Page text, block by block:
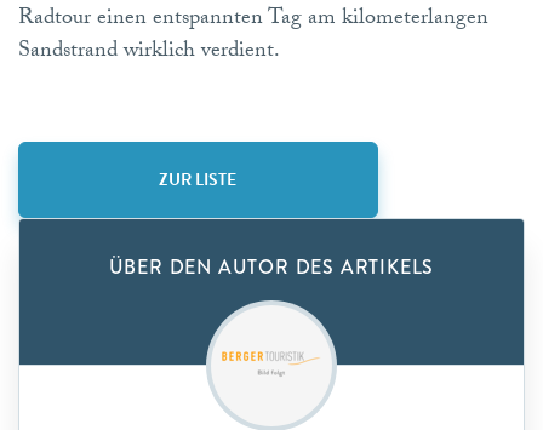
Radtour einen entspannten Tag am kilometerlangen
Sandstrand wirklich verdient.
ZUR LISTE
ÜBER DEN AUTOR DES ARTIKELS